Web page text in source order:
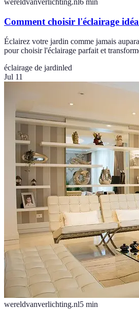
wereldvanverlichting.nl 6 min
Comment choisir l'éclairage
Éclairez votre jardin comme jamais
pour choisir l'éclairage parfait et
éclairage de jardinled
Jul 11
wereldvanverlichting.nl5 min